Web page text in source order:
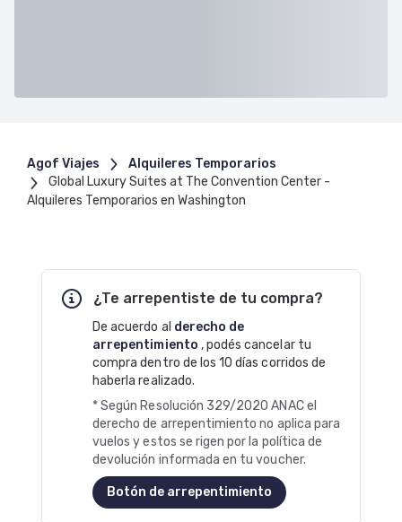
Agof Viajes
Alquileres Temporarios
Global Luxury Suites at The Convention Center -
Alquileres Temporarios en Washington
¿Te arrepentiste de tu compra?
De acuerdo al derecho de
arrepentimiento , podés cancelar tu
compra dentro de los 10 días corridos de
haberla realizado.
* Según Resolución 329/2020 ANAC el
derecho de arrepentimiento no aplica para
vuelos y estos se rigen por la política de
devolución informada en tu voucher.
Botón de arrepentimiento